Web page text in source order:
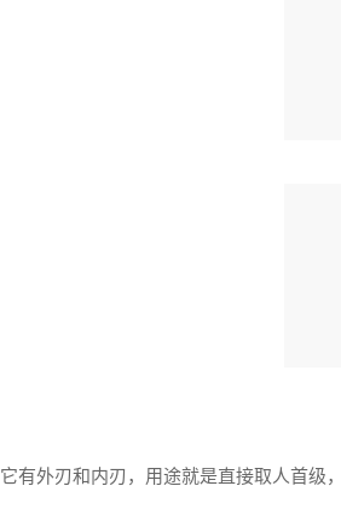
它有外刃和内刃，用途就是直接取人首级